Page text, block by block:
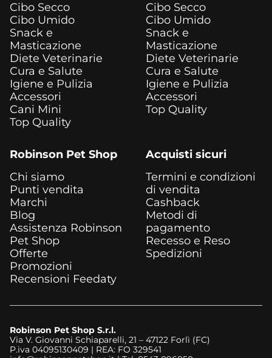
Cibo Secco
Cibo Umido
Snack e
Masticazione
Diete Veterinarie
Cura e Salute
Igiene e Pulizia
Accessori
Cani Mini
Top Quality
Cibo Secco
Cibo Umido
Snack e
Masticazione
Diete Veterinarie
Cura e Salute
Igiene e Pulizia
Accessori
Top Quality
Robinson Pet Shop
Chi siamo
Punti vendita
Marchi
Blog
Assistenza Robinson
Pet Shop
Offerte
Promozioni
Recensioni Feedaty
Acquisti sicuri
Termini e condizioni
di vendita
Cashback
Metodi di
pagamento
Recesso e Reso
Spedizioni
Robinson Pet Shop S.r.l.
Via V. Giovanni Schiaparelli, 21 – 47122 Forlì (FC)
P.iva 04095130409 | REA: FO 329541